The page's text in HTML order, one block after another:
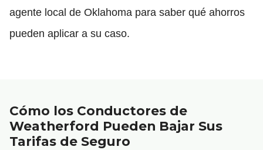
agente local de Oklahoma para saber qué ahorros
pueden aplicar a su caso.
Cómo los Conductores de
Weatherford Pueden Bajar Sus
Tarifas de Seguro